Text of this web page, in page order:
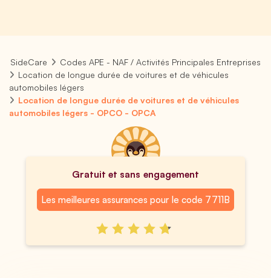
SideCare
Codes APE - NAF / Activités Principales Entreprises
Location de longue durée de voitures et de véhicules
automobiles légers
Location de longue durée de voitures et de véhicules
automobiles légers - OPCO - OPCA
Gratuit et sans engagement
Les meilleures assurances pour le code 7711B